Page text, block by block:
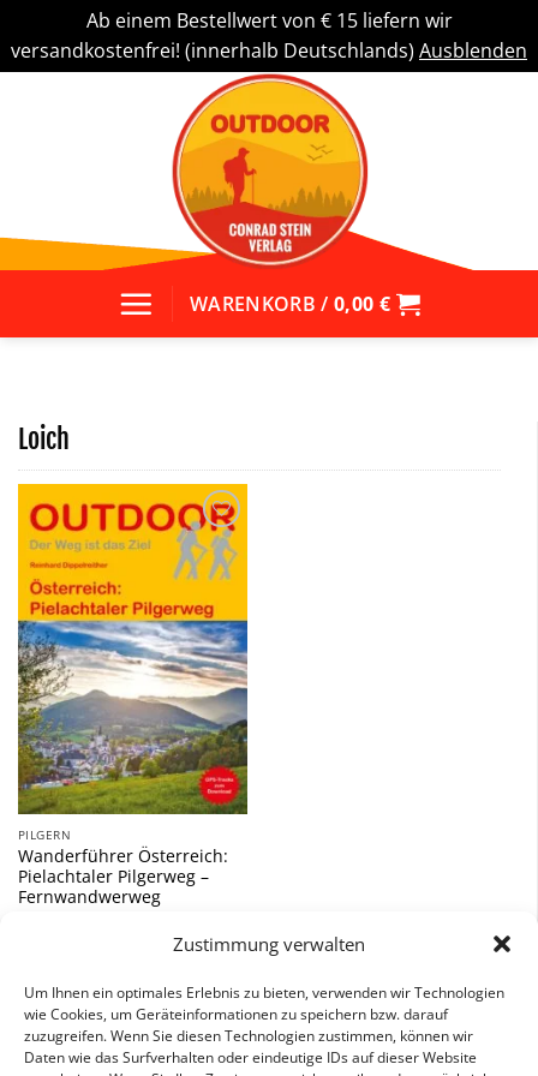
Zustimmung verwalten
Um Ihnen ein optimales Erlebnis zu bieten, verwenden wir Technologien
wie Cookies, um Geräteinformationen zu speichern bzw. darauf
zuzugreifen. Wenn Sie diesen Technologien zustimmen, können wir
Daten wie das Surfverhalten oder eindeutige IDs auf dieser Website
Ab einem Bestellwert von € 15 liefern wir
versandkostenfrei! (innerhalb Deutschlands) Ausblenden
WARENKORB / 0,00 €
Loich
Zu
Wunschliste
hinzufügen
PILGERN
Wanderführer Österreich:
Pielachtaler Pilgerweg –
Fernwandwerweg